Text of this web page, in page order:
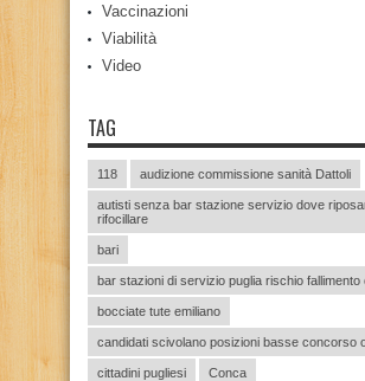
Vaccinazioni
Viabilità
Video
TAG
118 audizione commissione sanità Dattoli
autisti senza bar stazione servizio dove
rifocillare
bari
bar stazioni di servizio puglia rischio fallimento
bocciate tute emiliano
candidati scivolano posizioni basse concorso
cittadini pugliesi Conca